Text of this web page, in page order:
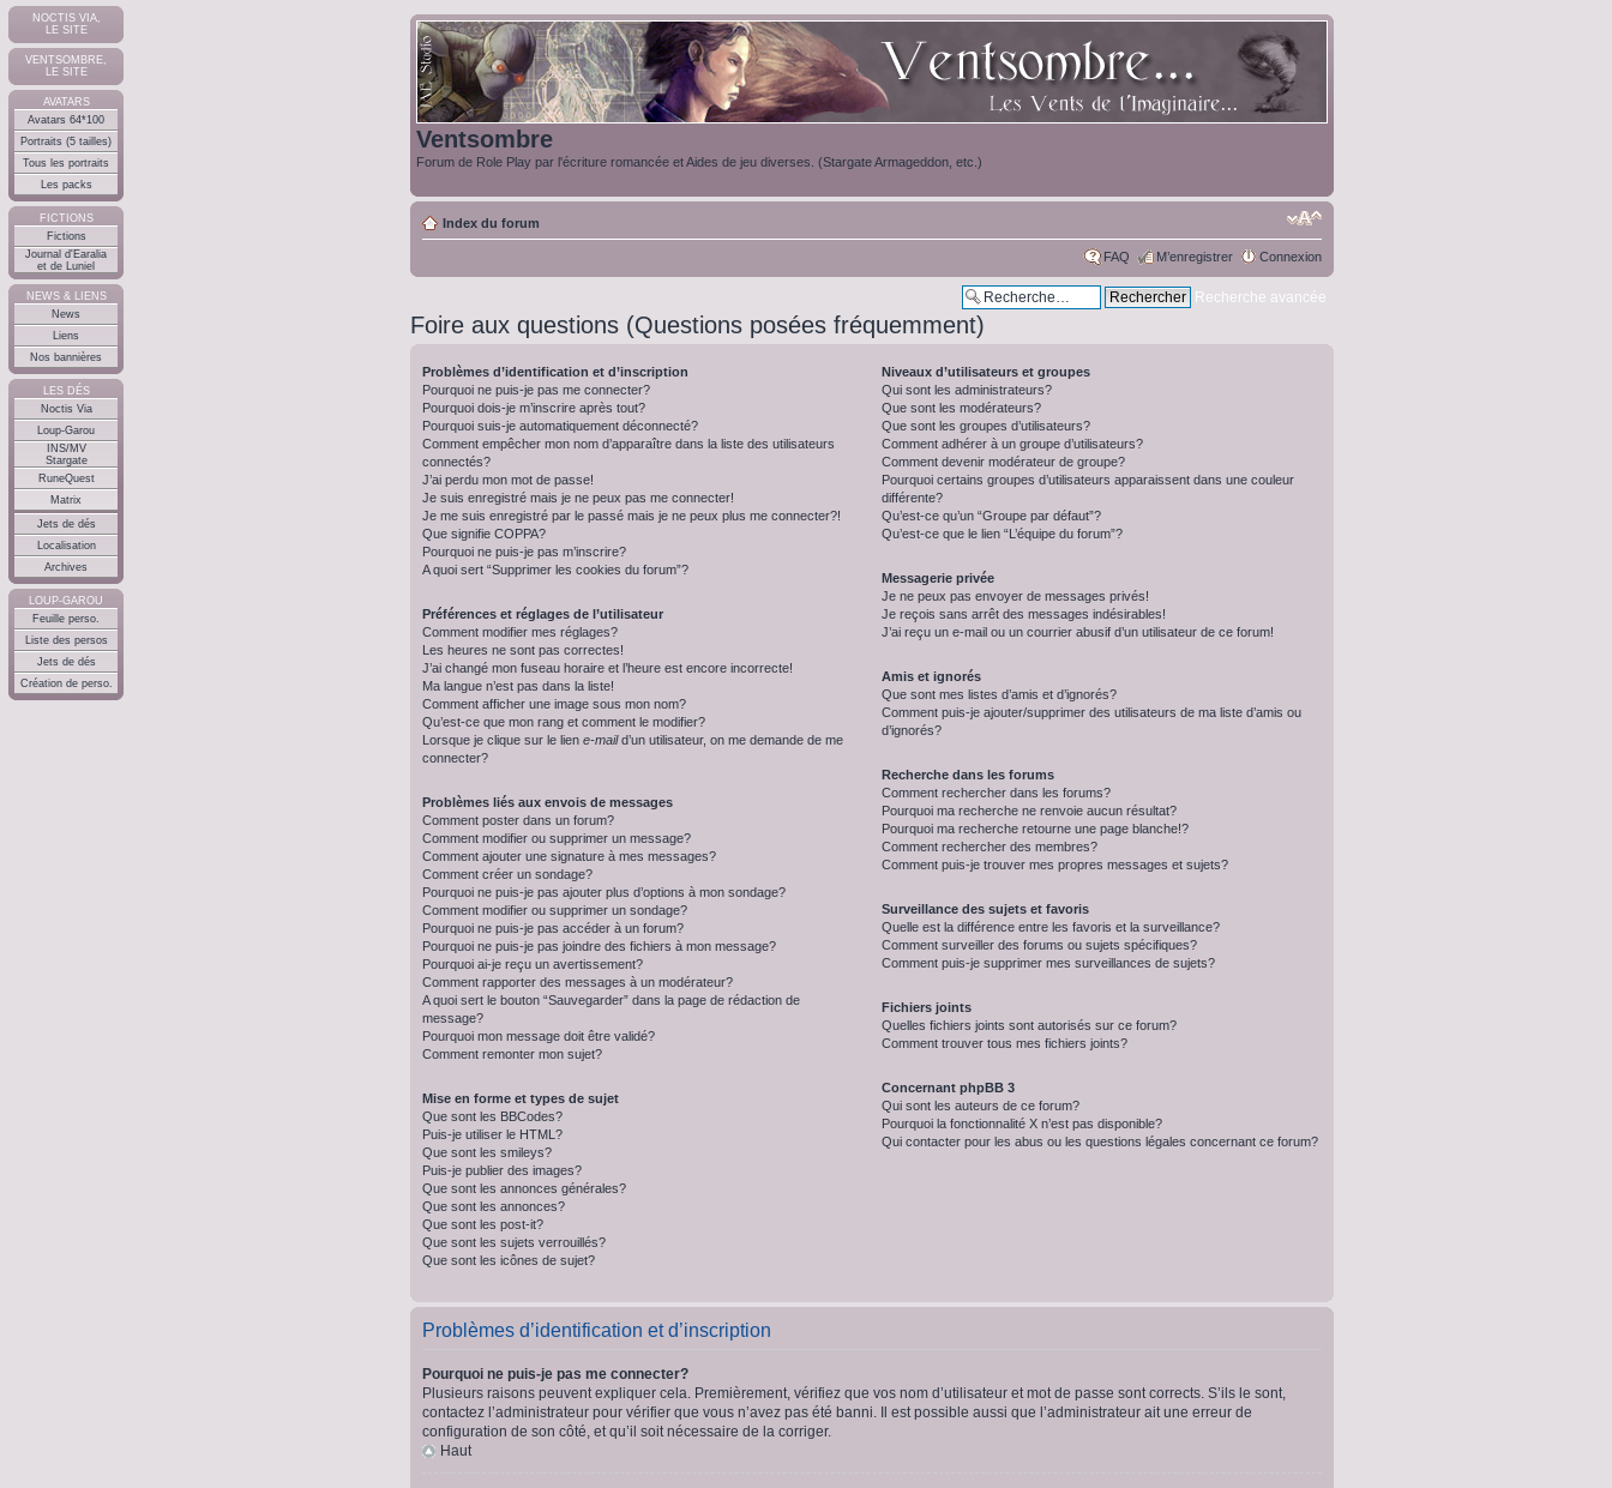
NOCTIS VIA,
LE SITE
VENTSOMBRE,
LE SITE
AVATARS
Avatars 64*100
Portraits (5 tailles)
Tous les portraits
Les packs
FICTIONS
Fictions
Journal d'Earalia
et de Luniel
NEWS & LIENS
News
Liens
Nos bannières
LES DÉS
Noctis Via
Loup-Garou
INS/MV
Stargate
RuneQuest
Matrix
Jets de dés
Localisation
Archives
LOUP-GAROU
Feuille perso.
Liste des persos
Jets de dés
Création de perso.
Ventsombre
Forum de Role Play par l'écriture romancée et Aides de jeu diverses. (Stargate Armageddon, etc.)
Index du forum
FAQ M’enregistrer Connexion
Recherche avancée
Foire aux questions (Questions posées fréquemment)
Problèmes d’identification et d’inscription
Pourquoi ne puis-je pas me connecter?
Pourquoi dois-je m’inscrire après tout?
Pourquoi suis-je automatiquement déconnecté?
Comment empêcher mon nom d’apparaître dans la liste des utilisateurs
connectés?
J’ai perdu mon mot de passe!
Je suis enregistré mais je ne peux pas me connecter!
Je me suis enregistré par le passé mais je ne peux plus me connecter?!
Que signifie COPPA?
Pourquoi ne puis-je pas m’inscrire?
A quoi sert “Supprimer les cookies du forum”?
Préférences et réglages de l’utilisateur
Comment modifier mes réglages?
Les heures ne sont pas correctes!
J’ai changé mon fuseau horaire et l’heure est encore incorrecte!
Ma langue n’est pas dans la liste!
Comment afficher une image sous mon nom?
Qu’est-ce que mon rang et comment le modifier?
Lorsque je clique sur le lien e-maild’un utilisateur, on me demande de me
connecter?
Problèmes liés aux envois de messages
Comment poster dans un forum?
Comment modifier ou supprimer un message?
Comment ajouter une signature à mes messages?
Comment créer un sondage?
Pourquoi ne puis-je pas ajouter plus d’options à mon sondage?
Comment modifier ou supprimer un sondage?
Pourquoi ne puis-je pas accéder à un forum?
Pourquoi ne puis-je pas joindre des fichiers à mon message?
Pourquoi ai-je reçu un avertissement?
Comment rapporter des messages à un modérateur?
A quoi sert le bouton “Sauvegarder” dans la page de rédaction de
message?
Pourquoi mon message doit être validé?
Comment remonter mon sujet?
Mise en forme et types de sujet
Que sont les BBCodes?
Puis-je utiliser le HTML?
Que sont les smileys?
Puis-je publier des images?
Que sont les annonces générales?
Que sont les annonces?
Que sont les post-it?
Que sont les sujets verrouillés?
Que sont les icônes de sujet?
Niveaux d’utilisateurs et groupes
Qui sont les administrateurs?
Que sont les modérateurs?
Que sont les groupes d’utilisateurs?
Comment adhérer à un groupe d’utilisateurs?
Comment devenir modérateur de groupe?
Pourquoi certains groupes d’utilisateurs apparaissent dans une couleur
différente?
Qu’est-ce qu’un “Groupe par défaut”?
Qu’est-ce que le lien “L’équipe du forum”?
Messagerie privée
Je ne peux pas envoyer de messages privés!
Je reçois sans arrêt des messages indésirables!
J’ai reçu un e-mail ou un courrier abusif d’un utilisateur de ce forum!
Amis et ignorés
Que sont mes listes d’amis et d’ignorés?
Comment puis-je ajouter/supprimer des utilisateurs de ma liste d’amis ou
d’ignorés?
Recherche dans les forums
Comment rechercher dans les forums?
Pourquoi ma recherche ne renvoie aucun résultat?
Pourquoi ma recherche retourne une page blanche!?
Comment rechercher des membres?
Comment puis-je trouver mes propres messages et sujets?
Surveillance des sujets et favoris
Quelle est la différence entre les favoris et la surveillance?
Comment surveiller des forums ou sujets spécifiques?
Comment puis-je supprimer mes surveillances de sujets?
Fichiers joints
Quelles fichiers joints sont autorisés sur ce forum?
Comment trouver tous mes fichiers joints?
Concernant phpBB 3
Qui sont les auteurs de ce forum?
Pourquoi la fonctionnalité X n’est pas disponible?
Qui contacter pour les abus ou les questions légales concernant ce forum?
Problèmes d’identification et d’inscription
Pourquoi ne puis-je pas me connecter?
Plusieurs raisons peuvent expliquer cela. Premièrement, vérifiez que vos nom d’utilisateur et mot de passe sont corrects. S’ils le sont,
contactez l’administrateur pour vérifier que vous n’avez pas été banni. Il est possible aussi que l’administrateur ait une erreur de
configuration de son côté, et qu’il soit nécessaire de la corriger.
Haut